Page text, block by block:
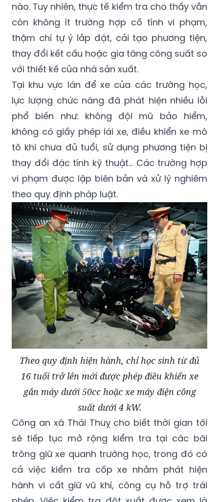
nào. Tuy nhiên, thực tế kiểm tra cho thấy vẫn
còn không ít trường hợp cố tình vi phạm,
thậm chí tự ý lắp đặt, cải tạo phương tiện,
thay đổi kết cấu hoặc gia tăng công suất so
với thiết kế của nhà sản xuất.
Tại khu vực lán để xe của các trường học,
lực lượng chức năng đã phát hiện nhiều lỗi
phổ biến như: không đội mũ bảo hiểm,
không có giấy phép lái xe, điều khiển xe mô
tô khi chưa đủ tuổi, sử dụng phương tiện bị
thay đổi đặc tính kỹ thuật… Các trường hợp
vi phạm được lập biên bản và xử lý nghiêm
theo quy định pháp luật.
Theo quy định hiện hành, chỉ học sinh từ đủ
16 tuổi trở lên mới được phép điều khiển xe
gắn máy dưới 50cc hoặc xe máy điện công
suất dưới 4 kW.
Công an xã Thái Thuỵ cho biết thời gian tới
sẽ tiếp tục mở rộng kiểm tra tại các bãi
trông giữ xe quanh trường học, trong đó có
cả việc kiểm tra cốp xe nhằm phát hiện
hành vi cất giữ vũ khí, công cụ hỗ trợ trái